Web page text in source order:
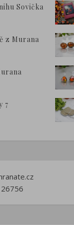
Sovička
z Murana
7